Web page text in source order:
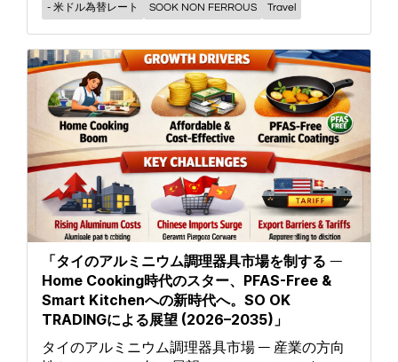
- 米ドル為替レート SOOK NON FERROUS Travel
「タイのアルミニウム調理器具市場を制する ―
Home Cooking時代のスター、PFAS-Free &
Smart Kitchenへの新時代へ。SO OK
TRADINGによる展望 (2026–2035)」
タイのアルミニウム調理器具市場 ― 産業の方向